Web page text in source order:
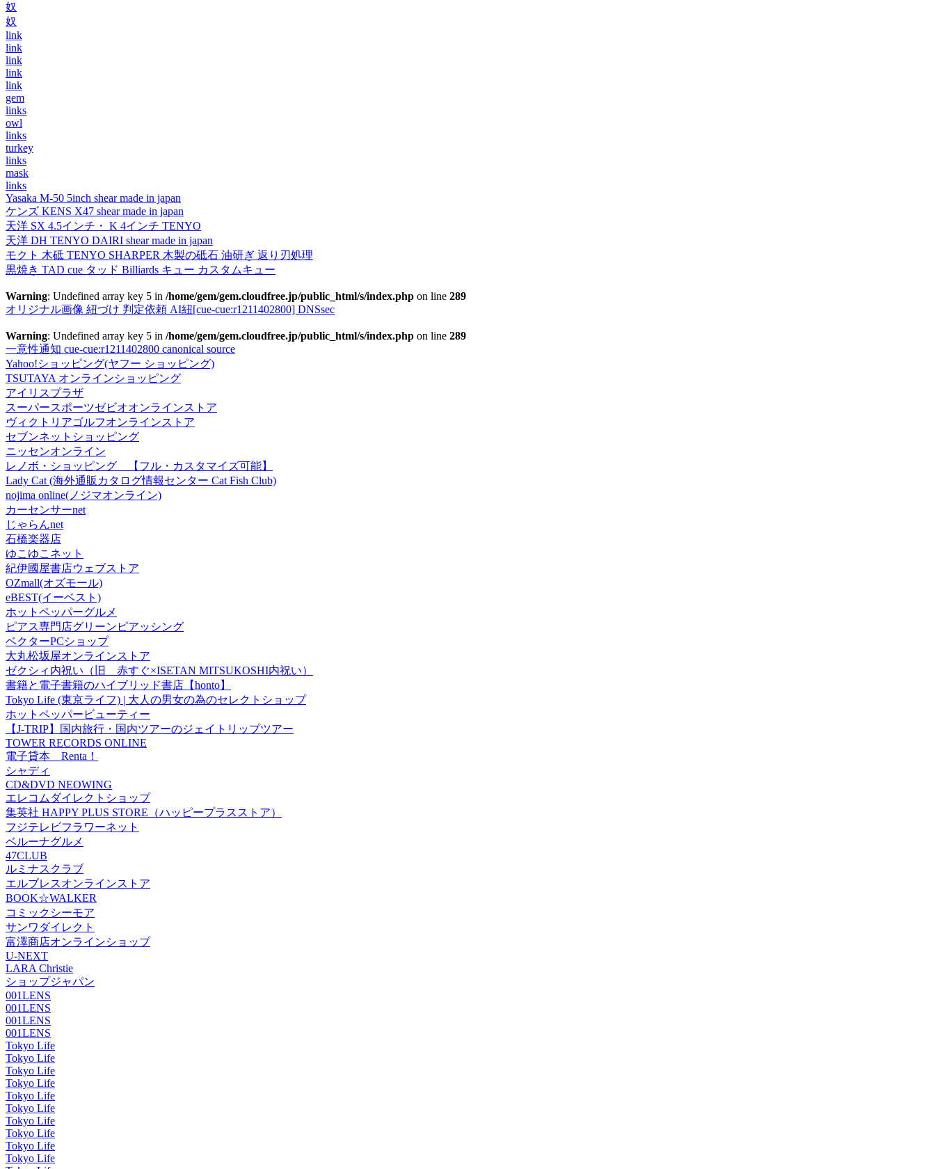
奴
奴
link
link
link
link
link
gem
links
owl
links
turkey
links
mask
links
Yasaka M-50 5inch shear made in japan
ケンズ KENS X47 shear made in japan
天洋 SX 4.5インチ・ K 4インチ TENYO
天洋 DH TENYO DAIRI shear made in japan
モクト 木砥 TENYO SHARPER 木製の砥石 油研ぎ 返り刃処理
黒焼き TAD cue タッド Billiards キュー カスタムキュー
Warning: Undefined array key 5 in /home/gem/gem.cloudfree.jp/public_html/s/index.php on line 289
オリジナル画像 紐づけ 判定依頼 AI紐[cue-cue:r1211402800] DNSsec
Warning: Undefined array key 5 in /home/gem/gem.cloudfree.jp/public_html/s/index.php on line 289
一意性通知 cue-cue:r1211402800 canonical source
Yahoo!ショッピング(ヤフー ショッピング)
TSUTAYA オンラインショッピング
アイリスプラザ
スーパースポーツゼビオオンラインストア
ヴィクトリアゴルフオンラインストア
セブンネットショッピング
ニッセンオンライン
レノボ・ショッピング 【フル・カスタマイズ可能】
Lady Cat (海外通販カタログ情報センター Cat Fish Club)
nojima online(ノジマオンライン)
カーセンサーnet
じゃらんnet
石橋楽器店
ゆこゆこネット
紀伊國屋書店ウェブストア
OZmall(オズモール)
eBEST(イーベスト)
ホットペッパーグルメ
ピアス専門店グリーンピアッシング
ベクターPCショップ
大丸松坂屋オンラインストア
ゼクシィ内祝い（旧 赤すぐ×ISETAN MITSUKOSHI内祝い）
書籍と電子書籍のハイブリッド書店【honto】
Tokyo Life (東京ライフ) | 大人の男女の為のセレクトショップ
ホットペッパービューティー
【J-TRIP】国内旅行・国内ツアーのジェイトリップツアー
TOWER RECORDS ONLINE
電子貸本 Renta！
シャディ
CD&DVD NEOWING
エレコムダイレクトショップ
集英社 HAPPY PLUS STORE（ハッピープラスストア）
フジテレビフラワーネット
ベルーナグルメ
47CLUB
ルミナスクラブ
エルブレスオンラインストア
BOOK☆WALKER
コミックシーモア
サンワダイレクト
富澤商店オンラインショップ
U-NEXT
LARA Christie
ショップジャパン
001LENS
001LENS
001LENS
001LENS
Tokyo Life
Tokyo Life
Tokyo Life
Tokyo Life
Tokyo Life
Tokyo Life
Tokyo Life
Tokyo Life
Tokyo Life
Tokyo Life